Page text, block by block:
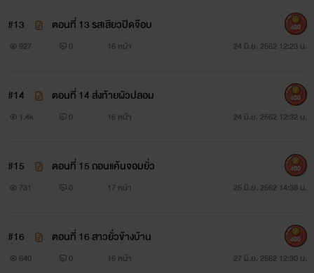
#13 ตอนที่ 13 รสเสียวปิดจ๊อบ
927 0 16 หน้า 24 มิ.ย. 2562 12:23 น.
400
#14 ตอนที่ 14 ส่งท้ายผัวปลอม
1.4k 0 16 หน้า 24 มิ.ย. 2562 12:32 น.
400
#15 ตอนที่ 15 ถอนแค้นจอมยั่ว
731 0 17 หน้า 25 มิ.ย. 2562 14:38 น.
400
#16 ตอนที่ 16 สาวยั่วข้างบ้าน
640 0 16 หน้า 27 มิ.ย. 2562 12:30 น.
400